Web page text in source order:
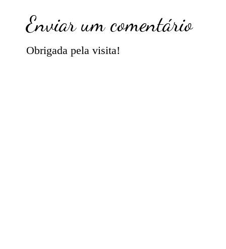
Enviar um comentário
Obrigada pela visita!